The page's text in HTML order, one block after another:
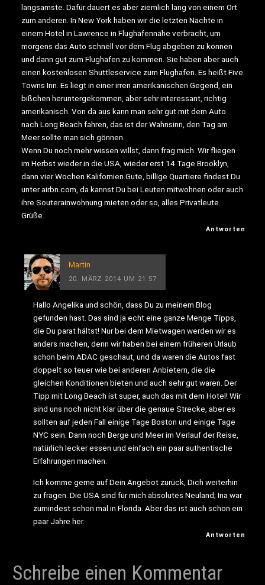
langsamste. Dafür dauert es aber ziemlich lang von einem Ort
zum anderen. In New York haben wir die letzten Nächte in
einem Hotel in Lawrence in Flughafennähe verbracht, um
morgens das Auto schnell vor dem Flug abgeben zu können
und dann gut zum Flughafen zu kommen. Sie haben aber auch
einen kostenlosen Shuttleservice zum Flughafen. Es heißt Five
Towns Inn. Es liegt in einer irren amerikanischen Gegend, ein
bißchen heruntergekommen, aber sehr interessant, richtig
amerikanisch. Von da aus kann man sehr gut mit dem Auto
nach Long Beach fahren, das ist der Wahnsinn, den Tag am
Meer sollte man sich gönnen.
Wenn Du noch mehr wissen willst, dann frag mich. Wir fliegen
im Herbst wieder in die USA, wieder erst 14 Tage Brooklyn,
dann vier Wochen Kalifornien.Gute, billige Quartiere findest Du
unter airbn.com, da kannst Du bei Leuten mitwohnen oder auch
ihre Souterainwohnung mieten oder so, alles Privatleute.
Grüße.
Antworten
Martin
20. MÄRZ 2014 UM 21:57
Hallo Angelika und schön, dass Du zu meinem Blog
gefunden hast. Das sind ja echt eine ganze Menge Tipps,
die Du parat hältst! Nur bei dem Mietwagen werden wir es
anders machen, denn wir haben bei einem früheren Urlaub
schon beim ADAC geschaut, und da waren die Autos fast
doppelt so teuer wie bei anderen Anbietern, die die
gleichen Konditionen bieten und auch sehr gut waren. Der
Tipp mit Long Beach ist super, auch das mit dem Hotel! Wir
sind uns noch nicht klar über die genaue Strecke, aber es
sollten auf jeden Fall einige Tage Boston und einige Tage
NYC sein. Dann noch Berge und Meer im Verlauf der Reise,
natürlich lecker essen und einfach ein paar authentische
Erfahrungen machen.
Ich komme gerne auf Dein Angebot zurück, Dich weiterhin
zu fragen. Die USA sind für mich absolutes Neuland; Ina war
zumindest schon mal in Florida. Aber das ist auch schon ein
paar Jahre her.
Antworten
Schreibe einen Kommentar